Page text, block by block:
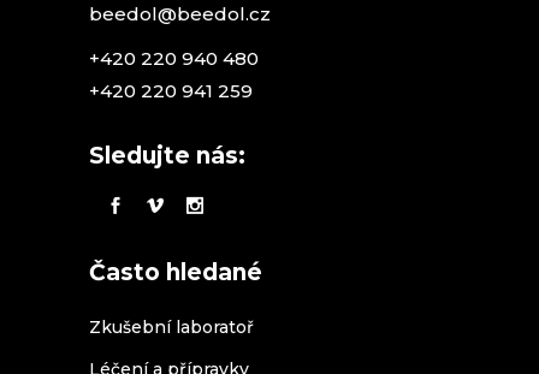
beedol@beedol.cz
+420 220 940 480
+420 220 941 259
Sledujte nás:
Často hledané
Zkušební laboratoř
Léčení a přípravky